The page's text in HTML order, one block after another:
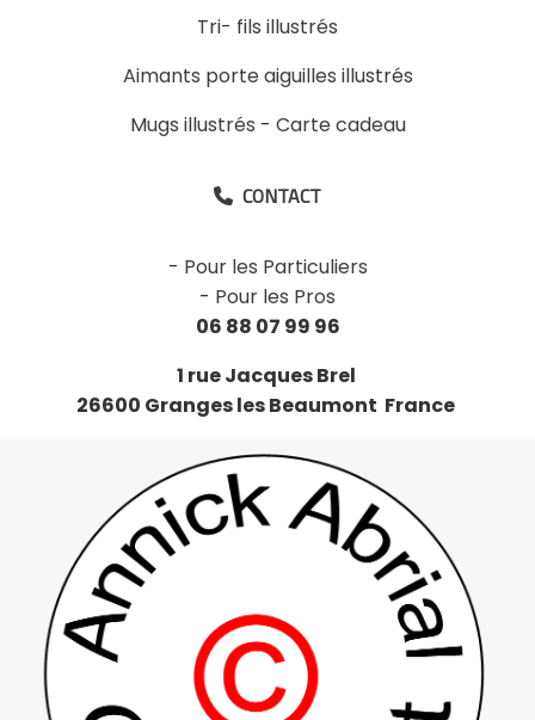
Tri- fils illustrés
Aimants porte aiguilles illustrés
Mugs illustrés - Carte cadeau
 CONTACT
- Pour les Particuliers
- Pour les Pros
06 88 07 99 96
1 rue Jacques Brel
26600 Granges les Beaumont France